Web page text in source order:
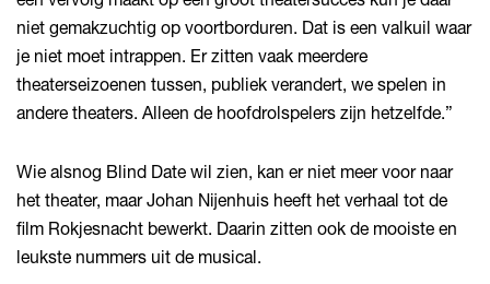
niet gemakzuchtig op voortborduren. Dat is een valkuil waar
je niet moet intrappen. Er zitten vaak meerdere
theaterseizoenen tussen, publiek verandert, we spelen in
andere theaters. Alleen de hoofdrolspelers zijn hetzelfde.”
Wie alsnog Blind Date wil zien, kan er niet meer voor naar
het theater, maar Johan Nijenhuis heeft het verhaal tot de
film Rokjesnacht bewerkt. Daarin zitten ook de mooiste en
leukste nummers uit de musical.